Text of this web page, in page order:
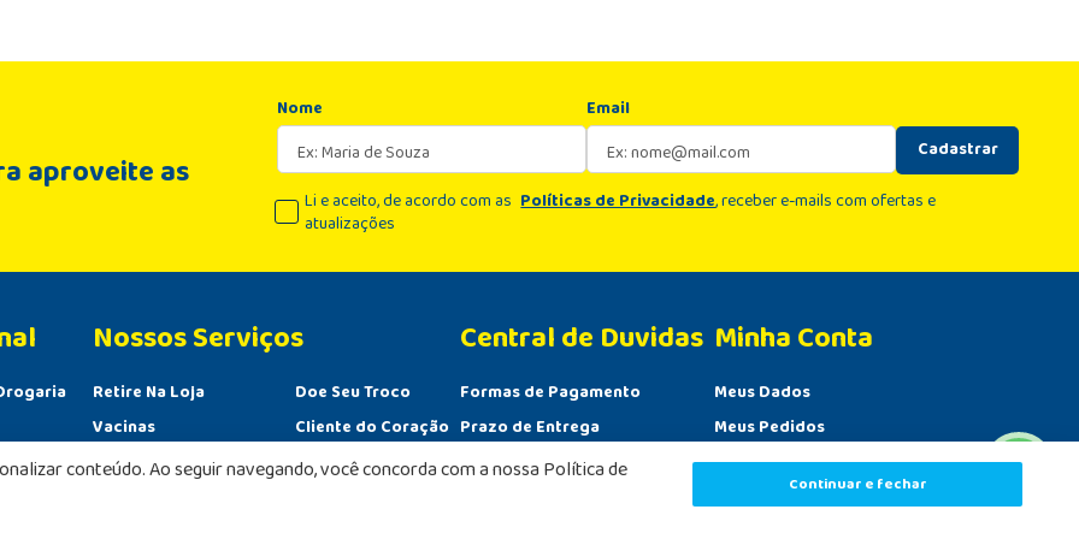
aproveite as
Nome
Email
Cadastrar
Li e aceito, de acordo com as Políticas de Privacidade, receber e-mails com ofertas e
atualizações
Retire Na Loja
Vacinas
Serviços Farmacêuticos
Doe Seu Troco
Cliente do Coração
Convênio Empresas
Central de Duvidas
Formas de Pagamento
Prazo de Entrega
Políticas de Troca e Devolução
Minha Conta
Meus Dados
Meus Pedidos
conteúdo. Ao seguir navegando, você concorda com a nossa Política de
Continuar e fechar